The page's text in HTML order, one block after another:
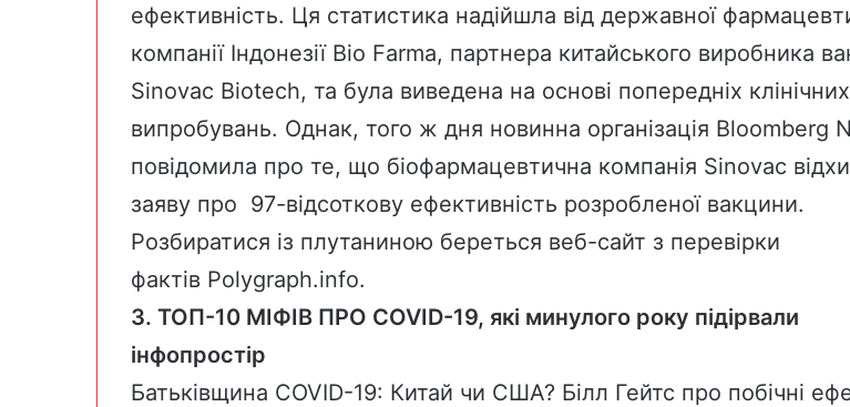
ефективність. Ця статистика надійшла від державної
компанії Індонезії Bio Farma, партнера китайського виробника
Sinovac Biotech, та була виведена на основі попередніх клінічних
випробувань. Однак, того ж дня новинна організація Bloomberg
повідомила про те, що біофармацевтична компанія Sinovac
заяву про 97-відсоткову ефективність розробленої вакцини.
Розбиратися із плутаниною береться веб-сайт з перевірки
фактів Polygraph.info.
3. ТОП-10 МІФІВ ПРО COVID-19, які минулого року підірвали
інфопростір
Батьківщина COVID-19: Китай чи США? Білл Гейтс про побічні